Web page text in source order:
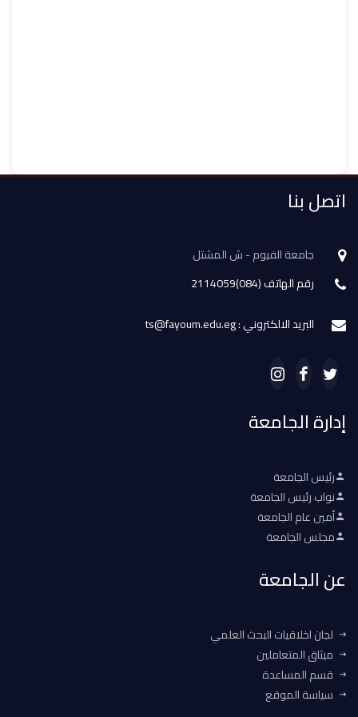
اتصل بنا
جامعة الفيوم - ش المشتل
رقم الهاتف (084)2114059
البريد الالكتروني : ts@fayoum.edu.eg
إدارة الجامعة
رئيس الجامعة
نواب رئيس الجامعة
أمين عام الجامعة
مجلس الجامعة
عن الجامعة
لجان اخلاقيات البحث العلمي
ميثاق المتعاملين
قسم المساعدة
سياسة الموقع